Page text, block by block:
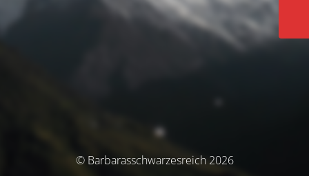
© Barbarasschwarzesreich 2026